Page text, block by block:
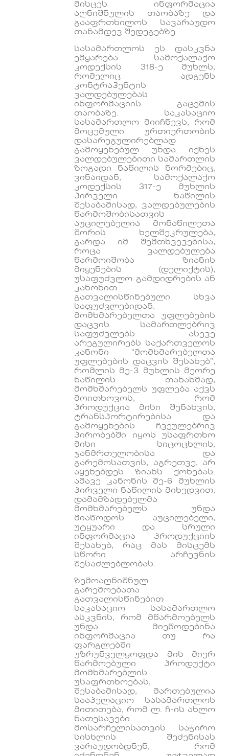
მისცეს ინფორმაცია
აღნიშნულის თაობაზე და
გააფრთხილოს სავარაუდო
თანამდევ შედეგებზე.
სასამართლოს ეს დასკვნა
ემყარება სამოქალაქო
კოდექსის 318-ე მუხლს,
რომელიც ადგენს
კონტრაჰენტის
ვალდებულებას
ინფორმაციის გაცემის
თაობაზე. საკასაციო
სასამართლო მიიჩნევს, რომ
მოცემული ურთიერთობის
დასარეგულირებლად
გამოყენებულ უნდა იქნეს
ვალდებულებითი სამართლის
ზოგადი ნაწილის ნორმებიც,
ვინაიდან, სამოქალაქო
კოდექსის 317-ე მუხლის
პირველი ნაწილის
შესაბამისად, ვალდებულების
წარმოშობისათვის
აუცილებელია მონაწილეთა
შორის ხელშეკრულება,
გარდა იმ შემთხვევებისა,
როცა ვალდებულება
წარმოიშობა ზიანის
მიყენების (დელიქტის),
უსაფუძვლო გამდიდრების ან
კანონით
გათვალისწინებული სხვა
საფუძვლებიდან.
მომხმარებელთა უფლებების
დაცვის სამართლებრივ
საფუძვლებს ასევე
არეგულირებს საქართველოს
კანონი “მომხმარებელთა
უფლებების დაცვის შესახებ”,
რომლის მე-3 მუხლის მეორე
ნაწილის თანახმად,
მომხმარებელს უფლება აქვს
მოითხოვოს, რომ
პროდუქცია მისი შენახვის,
ტრანსპორტირებისა და
გამოყენების ჩვეულებრივ
პირობებში იყოს უსაფრთხო
მისი სიცოცხლის,
ჯანმრთელობისა და
გარემოსათვის, აგრეთვე, არ
აყენებდეს ზიანს ქონებას.
ამავე კანონის მე-6 მუხლის
პირველი ნაწილის მიხედვით,
დამამზადებელმა
მომხმარებელს უნდა
მიაწოდოს აუცილებელი,
უტყუარი და სრული
ინფორმაცია პროდუქციის
შესახებ, რაც მას მისცემს
სწორი არჩევნის
შესაძლებლობას.
ზემოაღნიშნულ
გარემოებათა
გათვალისწინებით
საკასაციო სასამართლო
ასკვნის, რომ მწარმოებელს
უნდა მიეწოდებინა
ინფორმაცია თუ რა
ფარგლებში
უზრუნველყოფდა მის მიერ
წარმოებული პროდუქტი
მომხმარებლის
უსაფრთხოებას,
შესაბამისად, მართებულია
სააპელაციო სასამართლოს
მითითება, რომ ლ. ჩ-ის ახლო
ნათესავები
მოსარჩელისათვის საჭირო
სისხლის შეძენისას
ვარაუდობდნენ, რომ